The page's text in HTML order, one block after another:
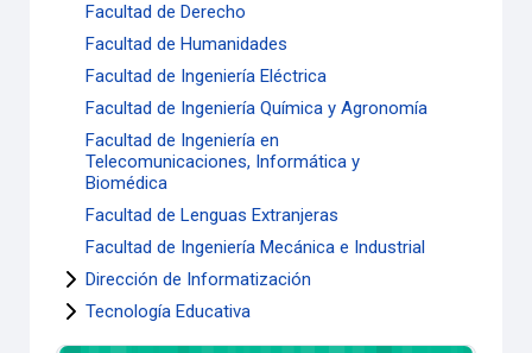
Facultad de Derecho
Facultad de Humanidades
Facultad de Ingeniería Eléctrica
Facultad de Ingeniería Química y Agronomía
Facultad de Ingeniería en
Telecomunicaciones, Informática y
Biomédica
Facultad de Lenguas Extranjeras
Facultad de Ingeniería Mecánica e Industrial
Dirección de Informatización
Tecnología Educativa